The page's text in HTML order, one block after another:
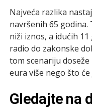
Najveća razlika
navršenih 65 godina.
niži iznos, a idućih
radio do zakonske
tom scenariju
eura više nego što
Gledajte na